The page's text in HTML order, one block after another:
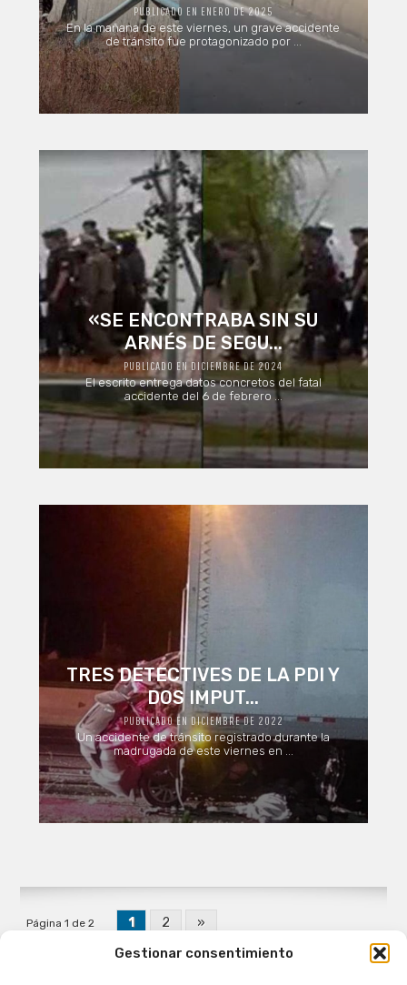
Gestionar consentimiento
PUBLICADO EN ENERO DE 2025
En la mañana de este viernes, un grave accidente
de tránsito fue protagonizado por ...
«SE ENCONTRABA SIN SU
ARNÉS DE SEGU...
PUBLICADO EN DICIEMBRE DE 2024
El escrito entrega datos concretos del fatal
accidente del 6 de febrero ...
TRES DETECTIVES DE LA PDI Y
DOS IMPUT...
PUBLICADO EN DICIEMBRE DE 2022
Un accidente de tránsito registrado durante la
madrugada de este viernes en ...
Página 1 de 2 1 2 »